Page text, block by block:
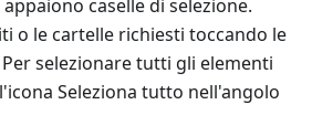
caselle di selezione.
o le cartelle richiesti toccando le
selezionare tutti gli elementi
Seleziona tutto nell'angolo